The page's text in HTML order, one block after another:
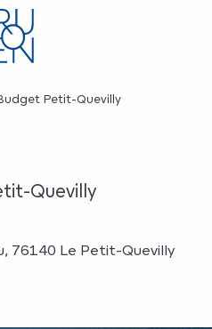
Petit-Quevilly
Quevilly
76140 Le Petit-Quevilly